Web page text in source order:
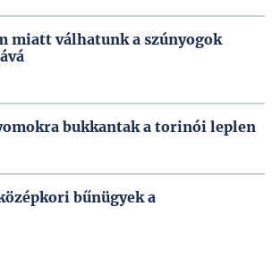
miatt válhatunk a szúnyogok
bukkantak a torinói leplen
bűnügyek a